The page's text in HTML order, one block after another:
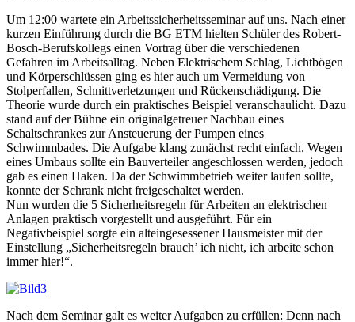
Um 12:00 wartete ein Arbeitssicherheitsseminar auf uns. Nach einer
kurzen Einführung durch die BG ETM hielten Schüler des Robert-
Bosch-Berufskollegs einen Vortrag über die verschiedenen
Gefahren im Arbeitsalltag. Neben Elektrischem Schlag, Lichtbögen
und Körperschlüssen ging es hier auch um Vermeidung von
Stolperfallen, Schnittverletzungen und Rückenschädigung. Die
Theorie wurde durch ein praktisches Beispiel veranschaulicht. Dazu
stand auf der Bühne ein originalgetreuer Nachbau eines
Schaltschrankes zur Ansteuerung der Pumpen eines
Schwimmbades. Die Aufgabe klang zunächst recht einfach. Wegen
eines Umbaus sollte ein Bauverteiler angeschlossen werden, jedoch
gab es einen Haken. Da der Schwimmbetrieb weiter laufen sollte,
konnte der Schrank nicht freigeschaltet werden.
Nun wurden die 5 Sicherheitsregeln für Arbeiten an elektrischen
Anlagen praktisch vorgestellt und ausgeführt. Für ein
Negativbeispiel sorgte ein alteingesessener Hausmeister mit der
Einstellung „Sicherheitsregeln brauch’ ich nicht, ich arbeite schon
immer hier!“.
Nach dem Seminar galt es weiter Aufgaben zu erfüllen: Denn nach